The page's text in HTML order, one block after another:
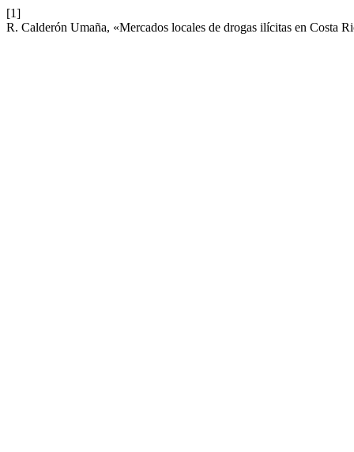
[1]
R. Calderón Umaña, «Mercados locales de drogas ilícitas en Costa